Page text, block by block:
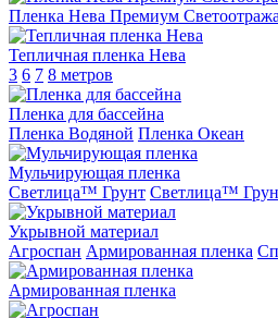
Пленка Нева Премиум
Тепличная пленка Нева
3 6 7 8 метров
Пленка для бассейна
Пленка Водяной Пленка Океан
Мульчирующая пленка
Светлица™ Грунт Светлица™
Укрывной материал
Агроспан Армированная пленка
Армированная пленка